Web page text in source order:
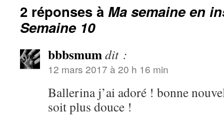
2 réponses à Ma semaine en
Semaine 10
bbbsmumdit :
12 mars 2017 à 20 h 16 min
Ballerina j’ai adoré ! bonne
soit plus douce !